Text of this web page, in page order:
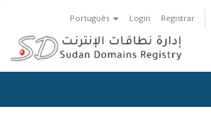
Português Login Registrar